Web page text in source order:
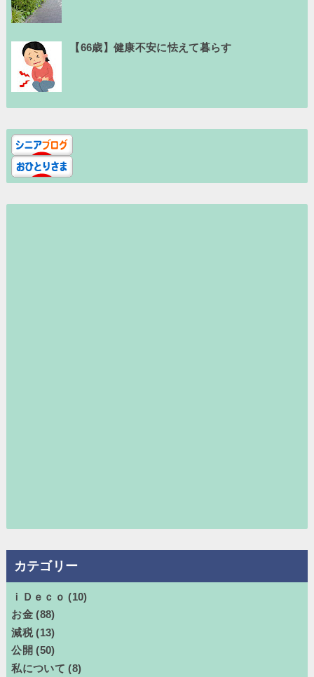
【66歳】健康不安に怯えて暮らす
カテゴリー
ｉＤｅｃｏ (10)
お金 (88)
減税 (13)
公開 (50)
私について (8)